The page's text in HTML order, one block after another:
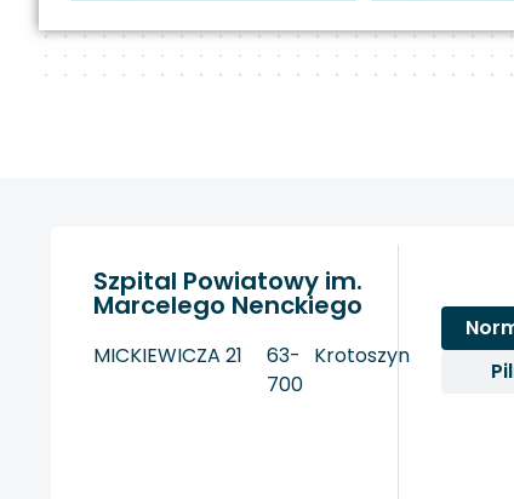
Szpital Powiatowy im.
Marcelego Nenckiego
MICKIEWICZA 21
63-
700
Krotoszyn